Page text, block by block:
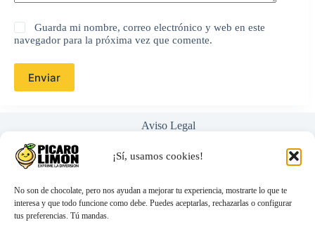
¡Sí, usamos cookies!
No son de chocolate, pero nos ayudan a mejorar tu experiencia, mostrarte lo que te
interesa y que todo funcione como debe. Puedes aceptarlas, rechazarlas o configurar
tus preferencias. Tú mandas.
Guarda mi nombre, correo electrónico y web en este
navegador para la próxima vez que comente.
Enviar
Aviso Legal
Términos y Condiciones
Nosotros